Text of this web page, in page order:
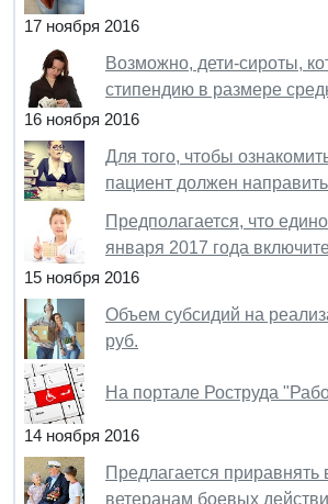
17 ноября 2016
Возможно, дети-сироты,
стипендию в размере
16 ноября 2016
Для того, чтобы
пациент должен
Предполагается, что
января 2017 года
15 ноября 2016
Объем субсидий на
руб.
На портале Роструда
14 ноября 2016
Предлагается
ветеранам боевых